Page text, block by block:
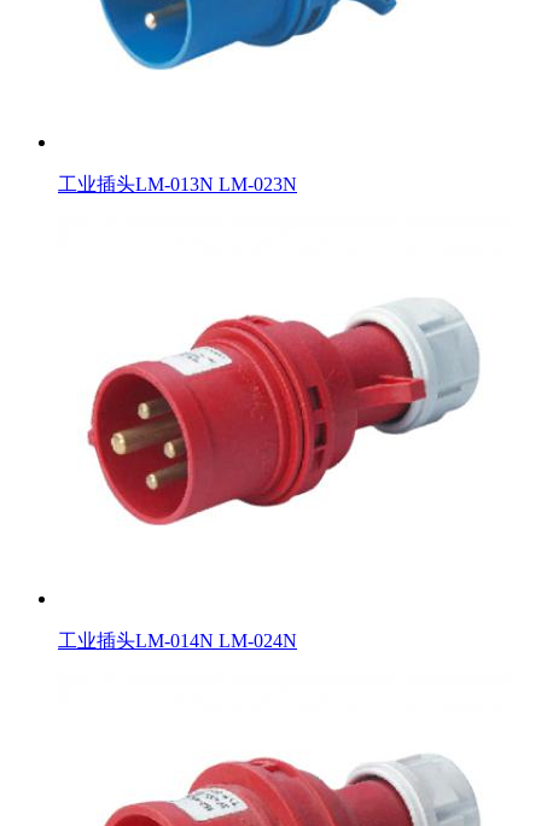
工业插头LM-013N LM-023N
工业插头LM-014N LM-024N